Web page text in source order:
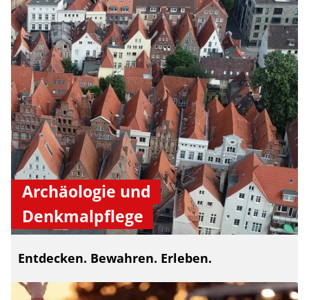
Archäologie und
Denkmalpflege
Entdecken. Bewahren. Erleben.